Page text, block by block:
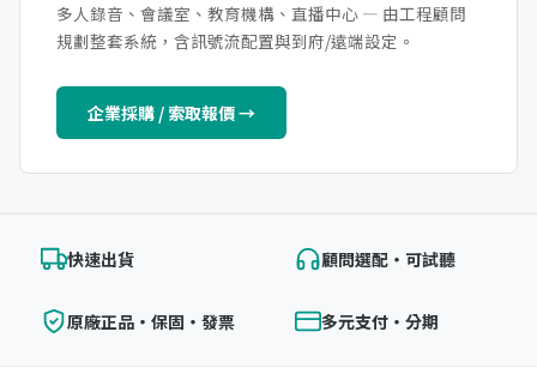
多人錄音、會議室、教育機構、直播中心 — 由工程顧問
規劃整套系統，含訊號流配置與到府/遠端設定。
企業採購 / 索取報價 →
快速出貨 顧問選配・可試聽
原廠正品・保固・發票 多元支付・分期